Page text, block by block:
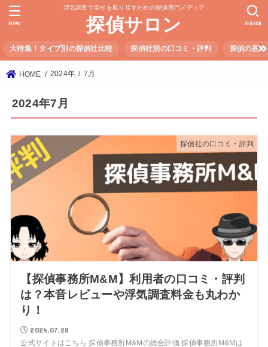
浮気調査で幸せを取り戻すための探偵専門メディア
探偵サロン
大特集！タイプ別の探偵社比較 探偵社別の口コミ・評判 探偵の基本
SEARCH
MENU
HOME 2024年 7月
2024年7月
探偵社の口コミ・評判
【探偵事務所M&M】利用者の口コミ・評判
は？本音レビューや浮気調査料金も丸わか
り！
2024.07.28
公式サイトはこちら 探偵事務所M&Mの総合評価 探偵事務所M&Mは